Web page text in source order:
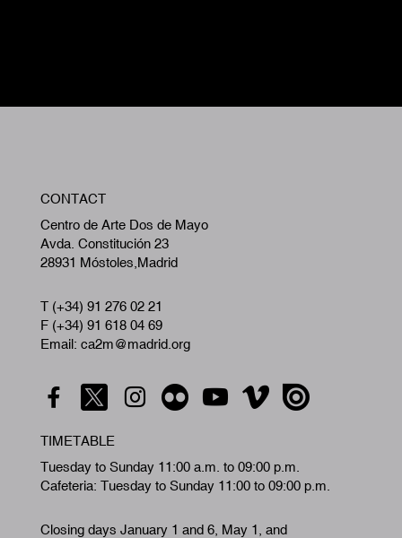
CONTACT
Centro de Arte Dos de Mayo
Avda. Constitución 23
28931 Móstoles,Madrid
T (+34) 91 276 02 21
F (+34) 91 618 04 69
Email: ca2m@madrid.org
TIMETABLE
Tuesday to Sunday 11:00 a.m. to 09:00 p.m.
Cafeteria: Tuesday to Sunday 11:00 to 09:00 p.m.
Closing days January 1 and 6, May 1, and